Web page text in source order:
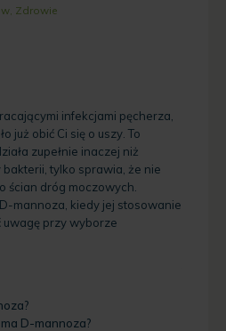
, Zdrowie
infekcjami pęcherza,
już obić Ci się o uszy. To
zupełnie inaczej niż
tylko sprawia, że nie
ścian dróg moczowych.
mannoza, kiedy jej stosowanie
uwagę przy wyborze
D-mannoza?